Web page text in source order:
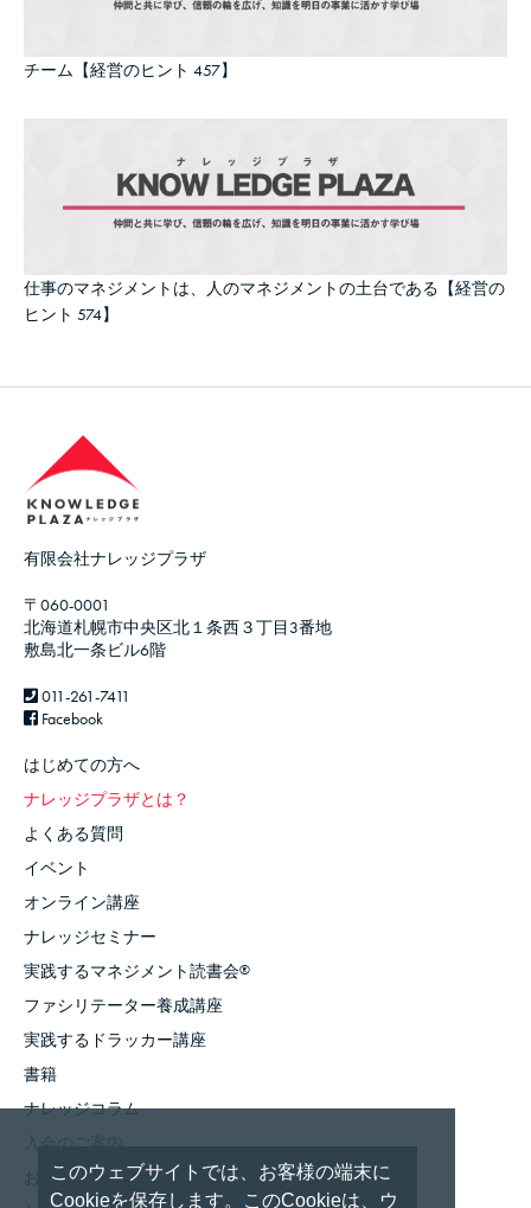
このウェブサイトでは、お客様の端末に
Cookieを保存します。このCookieは、ウ
チーム【経営のヒント 457】
仕事のマネジメントは、人のマネジメントの土台である【経営の
ヒント 574】
有限会社ナレッジプラザ
〒060-0001
北海道札幌市中央区北１条西３丁目3番地
敷島北一条ビル6階
011-261-7411
Facebook
はじめての方へ
ナレッジプラザとは？
よくある質問
イベント
オンライン講座
ナレッジセミナー
実践するマネジメント読書会®
ファシリテーター養成講座
実践するドラッカー講座
書籍
ナレッジコラム
入会のご案内
お知らせ